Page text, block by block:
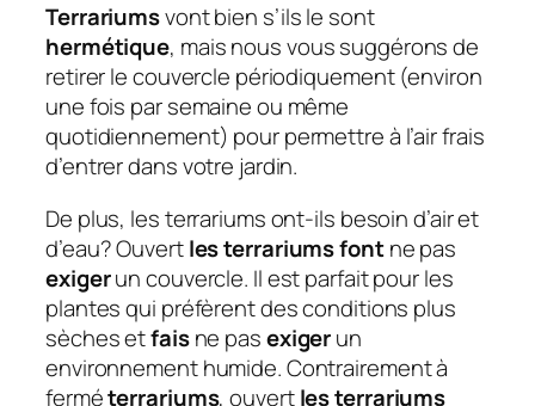
Terrariumsvont bien s’ils le sont
hermétique, mais nous vous suggérons de
retirer le couvercle périodiquement (environ
une fois par semaine ou même
quotidiennement) pour permettre à l’air frais
d’entrer dans votre jardin.
De plus, les terrariums ont-ils besoin d’air et
d’eau?Ouvertles terrariums fontne pas
exigerun couvercle. Il est parfait pour les
plantes qui préfèrent des conditions plus
sèches etfaisne pasexigerun
environnement humide. Contrairement à
ferméterrariums, ouvertles terrariums